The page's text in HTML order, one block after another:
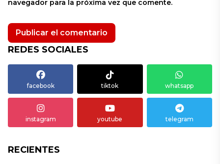
navegador para la próxima vez que comente.
REDES SOCIALES
facebook tiktok whatsapp
instagram youtube telegram
RECIENTES